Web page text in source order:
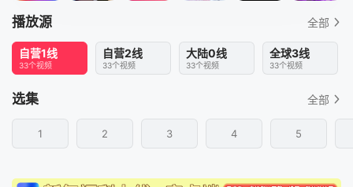
播放源 全部
自营1线
33个视频
自营2线
33个视频
大陆0线
33个视频
全球3线
33个视频
选集 全部
1 2 3 4 5